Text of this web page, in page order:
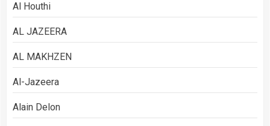
Al Houthi
AL JAZEERA
AL MAKHZEN
Al-Jazeera
Alain Delon